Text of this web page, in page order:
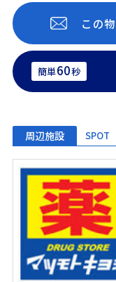
この
簡単60秒
周辺施設 SPOT